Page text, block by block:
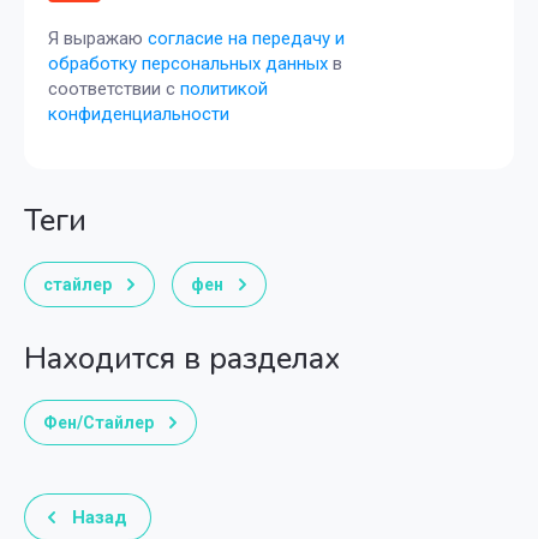
Я выражаю согласие на передачу и
обработку персональных данных в
соответствии с политикой
конфиденциальности
теги
стайлер фен
Находится в разделах
Фен/Стайлер
Назад